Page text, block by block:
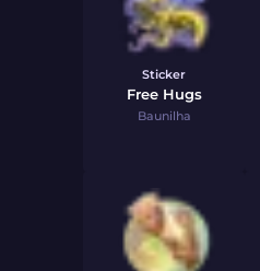
Sticker
Free Hugs
Baunilha